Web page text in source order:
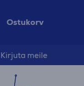
Ostukorv
Kirjuta meile